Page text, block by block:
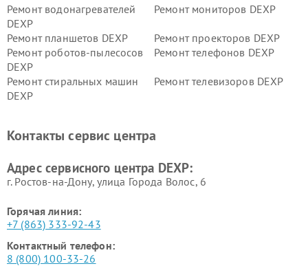
Ремонт водонагревателей
DEXP
Ремонт мониторов DEXP
Ремонт планшетов DEXP
Ремонт проекторов DEXP
Ремонт роботов-пылесосов
DEXP
Ремонт телефонов DEXP
Ремонт стиральных машин
DEXP
Ремонт телевизоров DEXP
Ремонт серверов DEXP
Ремонт мини пк DEXP
Контакты сервис центра
Адрес сервисного центра DEXP:
г. Ростов-на-Дону, улица Города Волос, 6
Горячая линия:
+7 (863) 333-92-43
Контактный телефон:
8 (800) 100-33-26